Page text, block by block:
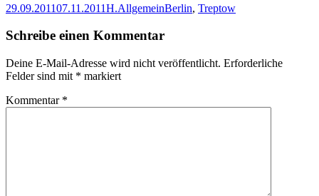
Veröffentlicht
29.09.201107.11.2011Autor
H.Kategorien
AllgemeinSchlagwörter
Berlin, Treptow
Schreibe einen Kommentar
Deine E-Mail-Adresse wird nicht veröffentlicht. Erforderliche
Felder sind mit * markiert
Kommentar *